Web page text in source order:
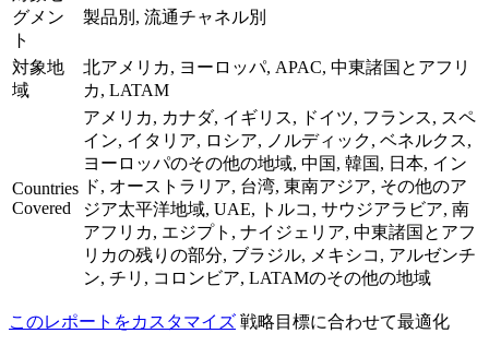
グメン
ト
製品別, 流通チャネル別
対象地
域
北アメリカ, ヨーロッパ, APAC, 中東諸国とアフリ
カ, LATAM
Countries
Covered
アメリカ, カナダ, イギリス, ドイツ, フランス, スペ
イン, イタリア, ロシア, ノルディック, ベネルクス,
ヨーロッパのその他の地域, 中国, 韓国, 日本, イン
ド, オーストラリア, 台湾, 東南アジア, その他のア
ジア太平洋地域, UAE, トルコ, サウジアラビア, 南
アフリカ, エジプト, ナイジェリア, 中東諸国とアフ
リカの残りの部分, ブラジル, メキシコ, アルゼンチ
ン, チリ, コロンビア, LATAMのその他の地域
このレポートをカスタマイズ 戦略目標に合わせて最適化